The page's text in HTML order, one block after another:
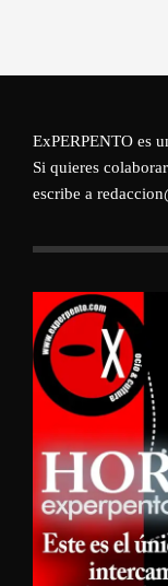
ExPERPENTO es
Si quieres
escribe a